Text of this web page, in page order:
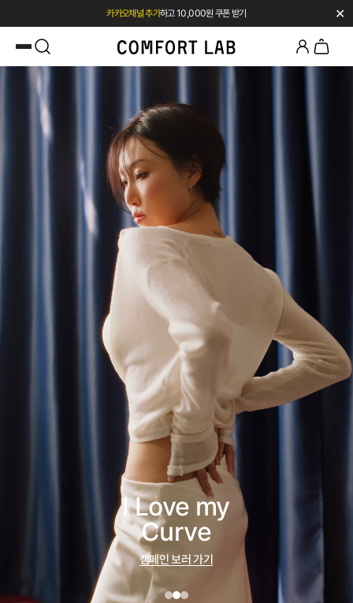
카카오채널 추가하고 10,000원 쿠폰 받기
페이코 쿠폰 혜택 12% OFF 24시간만
✕
I Love my
Curve
캠페인 보러 가기